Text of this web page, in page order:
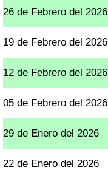
26 de Febrero del 2026
19 de Febrero del 2026
12 de Febrero del 2026
05 de Febrero del 2026
29 de Enero del 2026
22 de Enero del 2026